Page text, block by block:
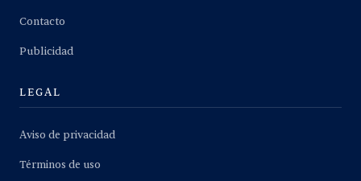
Contacto
Publicidad
LEGAL
Aviso de privacidad
Términos de uso